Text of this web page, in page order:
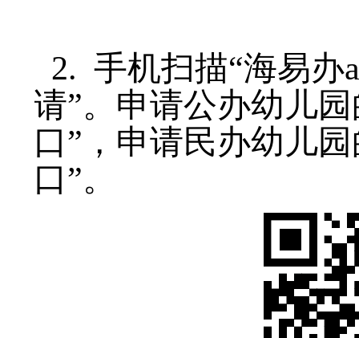
2. 手机扫描“海易办
请”。申请公办幼儿
口”，申请民办幼儿
口”。